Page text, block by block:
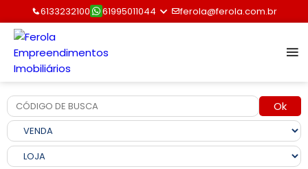
6133232100 61995011044 ferola@ferola.com.br
Ok